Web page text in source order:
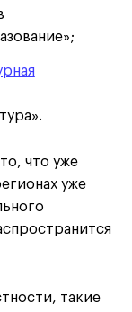
что уже
уже
такие